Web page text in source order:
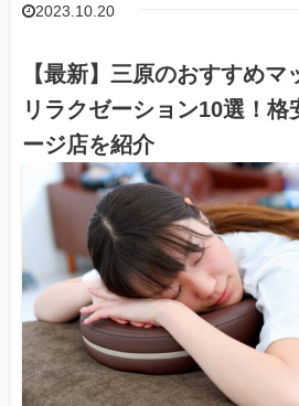
2023.10.20
【最新】三原のおすすめマ
リラクゼーション10選！
ージ店を紹介